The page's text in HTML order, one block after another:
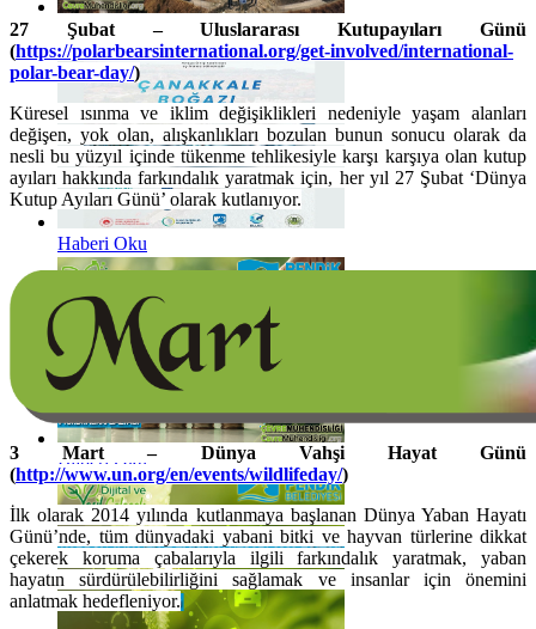
Haberi Oku
Haberi Oku
Haberi Oku
27 Şubat – Uluslararası Kutupayıları Günü
(https://polarbearsinternational.org/get-involved/international-
polar-bear-day/)
Küresel ısınma ve iklim değişiklikleri nedeniyle yaşam alanları
değişen, yok olan, alışkanlıkları bozulan bunun sonucu olarak da
nesli bu yüzyıl içinde tükenme tehlikesiyle karşı karşıya olan kutup
ayıları hakkında farkındalık yaratmak için, her yıl 27 Şubat ‘Dünya
Kutup Ayıları Günü’ olarak kutlanıyor.
3 Mart – Dünya Vahşi Hayat Günü
(http://www.un.org/en/events/wildlifeday/)
İlk olarak 2014 yılında kutlanmaya başlanan Dünya Yaban Hayatı
Günü’nde, tüm dünyadaki yabani bitki ve hayvan türlerine dikkat
çekerek koruma çabalarıyla ilgili farkındalık yaratmak, yaban
hayatın sürdürülebilirliğini sağlamak ve insanlar için önemini
anlatmak hedefleniyor.